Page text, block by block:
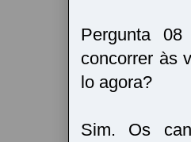
Pergunta
concorrer às
lo agora?
Sim. Os